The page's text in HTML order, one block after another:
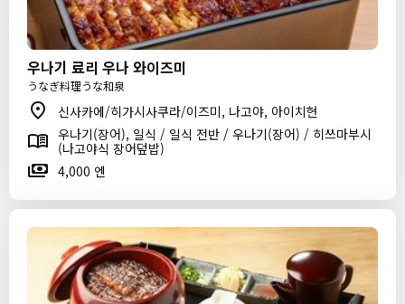
우나기 료리 우나 와이즈미
うなぎ料理うな和泉
신사카에/히가시사쿠라/이즈미, 나고야, 아이치현
우나기(장어), 일식 / 일식 전반 / 우나기(장어) / 히쓰마부시
(나고야식 장어덮밥)
4,000 엔